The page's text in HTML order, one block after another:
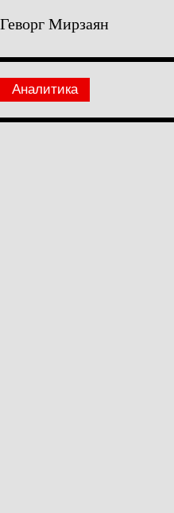
Геворг Мирзаян
Аналитика